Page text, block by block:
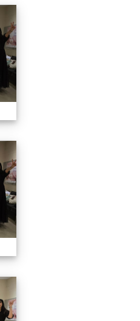
113學生音樂比賽
113學生音樂比賽
113學生音樂比賽